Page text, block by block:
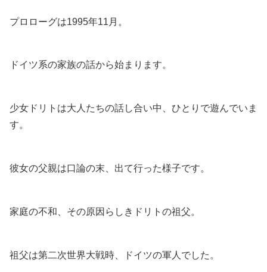
プロローグは1995年11月。
ドイツ系の家族の話から始まります。
少女ドリトは大人たちの話し合い中、ひとりで遊んでいま
す。
彼女の父親は口論の末、出て行った様子です。
家庭の不和、その原因らしきドリトの祖父。
祖父は第二次世界大戦時、ドイツの軍人でした。